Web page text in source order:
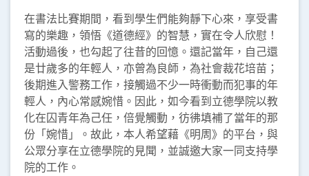
在書法比賽期間，看到學生們能夠靜下心來，享受書
寫的樂趣，領悟《道德經》的智慧，實在令人欣慰！
活動過後，也勾起了往昔的回憶。還記當年，自己還
是廿歲多的年輕人，亦曾為良師，為社會裁花培苗；
後期進入警務工作，接觸過不少一時衝動而犯事的年
輕人，內心常感婉惜。因此，如今看到立德學院以教
化在囚青年為己任，倍覺觸動，彷彿填補了當年的那
份「婉惜」。故此，本人希望藉《明周》的平台，與
公眾分享在立德學院的見聞，並誠邀大家一同支持學
院的工作。